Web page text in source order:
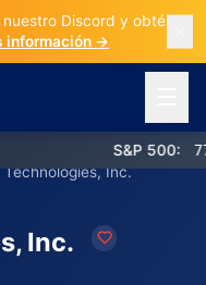
Discord y obtén 3
información →
S&P 500:
Technologies, Inc.
Inc.